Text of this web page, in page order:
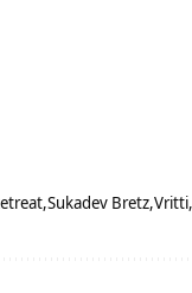
Sukadev Bretz Vritti